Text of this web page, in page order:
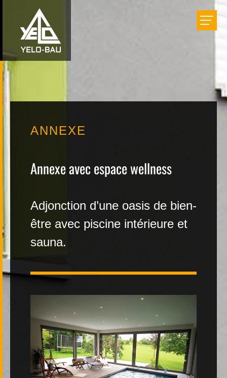
DE
Entreprise
ANNEXE
Annexe avec espace wellness
Adjonction d’une oasis de bien-
être avec piscine intérieure et
sauna.